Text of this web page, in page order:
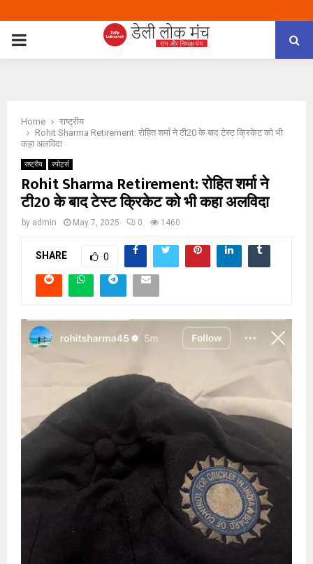
PRIMARY
Home
राष्ट्रीय
Rohit Sharma Retirement: रोहित शर्मा ने टी20 के बाद टेस्ट क्रिकेट को भी
कहा अलविदा
राष्ट्रीय स्पोर्ट्स
Rohit Sharma Retirement: रोहित शर्मा ने
टी20 के बाद टेस्ट क्रिकेट को भी कहा अलविदा
by admin May 7, 2025 0 1460
SHARE 0